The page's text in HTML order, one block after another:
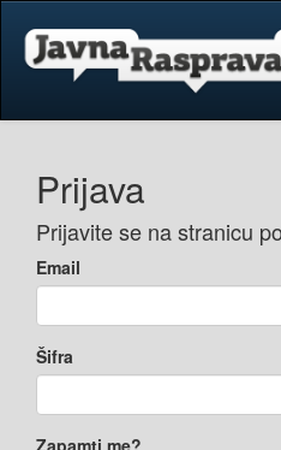
Prijava
Prijavite se na stranicu
Email
Šifra
Zapamti me?